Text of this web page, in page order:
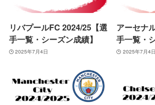
リバプールFC 2024/25【選
手一覧・シーズン成績】
2025年7月4日
アーセナ
手一覧・
2025年7月4日